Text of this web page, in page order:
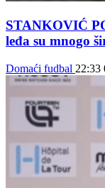
STANKOVIĆ
leđa su mnogo
Domaći fudbal 22:33